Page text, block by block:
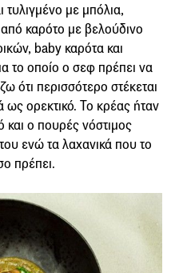
τυλιγμένο με μπόλια,
καρότο με βελούδινο
baby καρότα και
το οποίο ο σεφ πρέπει να
ότι περισσότερο στέκεται
ορεκτικό. Το κρέας ήταν
ο πουρές νόστιμος
ενώ τα λαχανικά που το
πρέπει.